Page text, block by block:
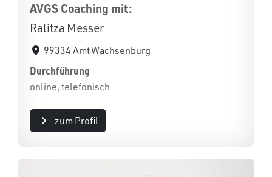
AVGS Coaching mit:
Ralitza Messer
99334 Amt Wachsenburg
Durchführung
online, telefonisch
zum Profil